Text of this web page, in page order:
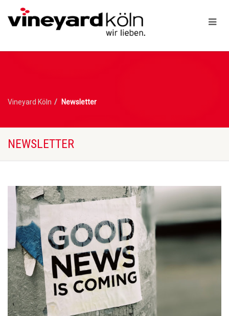
Vineyard Köln Newsletter
NEWSLETTER